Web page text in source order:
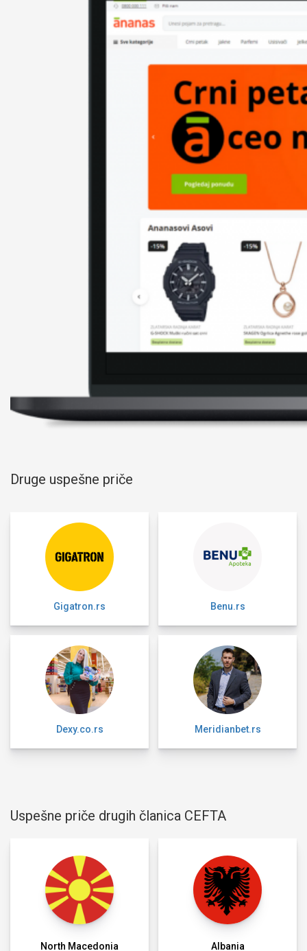
Druge uspešne priče
Gigatron.rs Benu.rs
Dexy.co.rs Meridianbet.rs
Uspešne priče drugih članica CEFTA
North Macedonia Albania